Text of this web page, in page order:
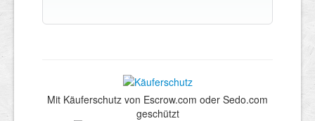
Mit Käuferschutz von Escrow.com oder Sedo.com
geschützt